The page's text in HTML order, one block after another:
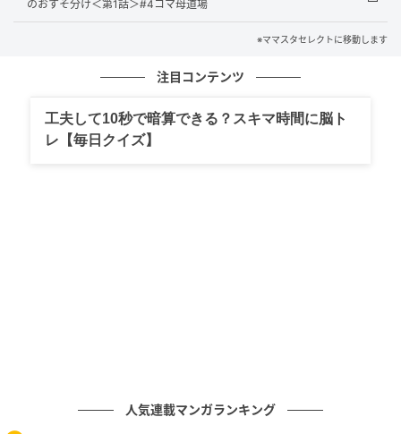
のおすそ分け＜第1話＞#4コマ母道場
※ママスタセレクトに移動します
注目コンテンツ
工夫して10秒で暗算できる？スキマ時間に脳ト
レ【毎日クイズ】
人気連載マンガランキング